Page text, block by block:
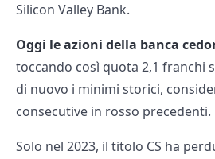
Silicon Valley Bank.
Oggi le azioni della banca
toccando così quota 2,1 franchi
di nuovo i minimi storici,
consecutive in rosso precedenti.
Solo nel 2023, il titolo CS ha